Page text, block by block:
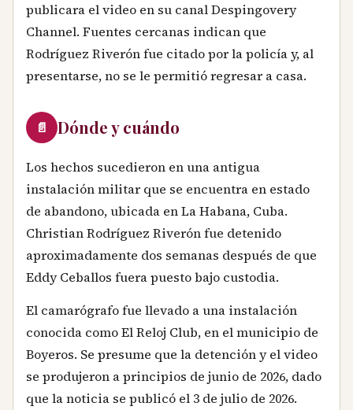
publicara el video en su canal Despingovery
Channel. Fuentes cercanas indican que
Rodríguez Riverón fue citado por la policía y, al
presentarse, no se le permitió regresar a casa.
📄 Dónde y cuándo
Los hechos sucedieron en una antigua
instalación militar que se encuentra en estado
de abandono, ubicada en La Habana, Cuba.
Christian Rodríguez Riverón fue detenido
aproximadamente dos semanas después de que
Eddy Ceballos fuera puesto bajo custodia.
El camarógrafo fue llevado a una instalación
conocida como El Reloj Club, en el municipio de
Boyeros. Se presume que la detención y el video
se produjeron a principios de junio de 2026, dado
que la noticia se publicó el 3 de julio de 2026.